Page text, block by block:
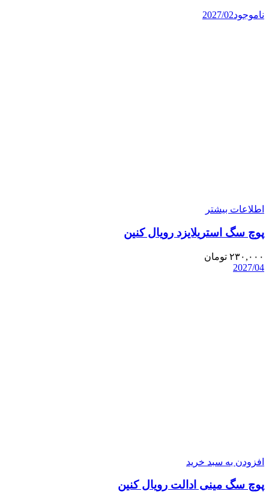
ناموجود2027/02
اطلاعات بیشتر
پوچ سگ استریلایزد رویال کنین
۲۳۰,۰۰۰ تومان
2027/04
افزودن به سبد خرید
پوچ سگ مینی ادالت رویال کنین